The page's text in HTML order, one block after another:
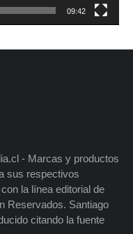
09:42
- Marcas y productos
sus respectivos
la línea editorial de
Reservados. Santiago
citando la fuente